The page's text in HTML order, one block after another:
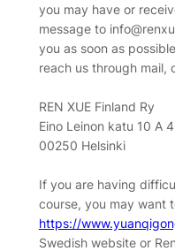
you may have or
message to
you as soon as
reach us through mail,
REN XUE Finland Ry
Eino Leinon katu 10 A 4
00250 Helsinki
If you are having
course, you may want
https://
Swedish website or